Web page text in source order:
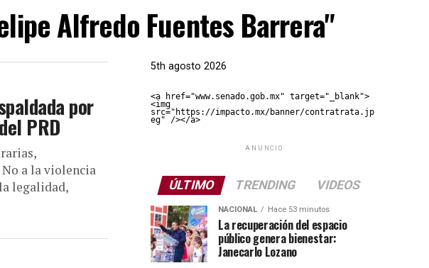
Alfredo Fuentes Barrera"
por
PRD
a la violencia
legalidad,
5th agosto 2026
<a href="www.senado.gob.mx" target="_blank">
<img
src="https://impacto.mx/banner/contratrata.jp
eg" /></a>
ANUNCIO
ÚLTIMO TRENDING VIDEOS
NACIONAL Hace 53 minutos
La recuperación del espacio
público genera bienestar:
Janecarlo Lozano